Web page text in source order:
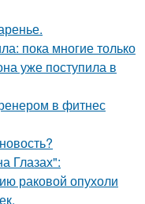
пока многие только
уже поступила в
в фитнес
Глазах":
раковой опухоли